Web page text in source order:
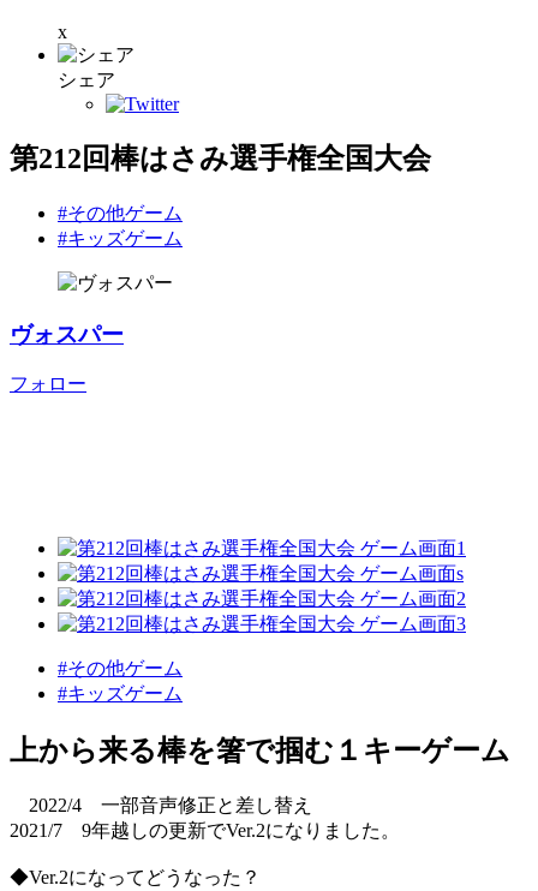
x
シェア
第212回棒はさみ選手権全国大会
#その他ゲーム
#キッズゲーム
ヴォスパー
フォロー
#その他ゲーム
#キッズゲーム
上から来る棒を箸で掴む１キーゲーム
2022/4 一部音声修正と差し替え
2021/7 9年越しの更新でVer.2になりました。
◆Ver.2になってどうなった？